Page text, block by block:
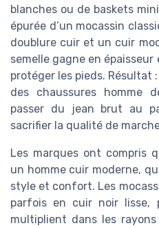
blanches ou de baskets
épurée d’un mocassin
doublure cuir et un cuir
semelle gagne en
protéger les pieds. Résultat
des chaussures homme
passer du jean brut au
sacrifier la qualité de
Les marques ont compris
un homme cuir moderne,
style et confort. Les
parfois en cuir noir lisse,
multiplient dans les